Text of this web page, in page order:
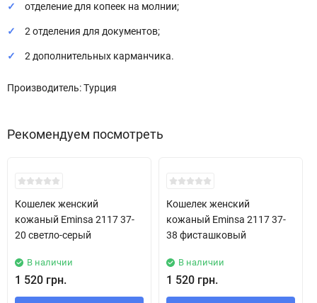
отделение для копеек на молнии;
2 отделения для документов;
2 дополнительных карманчика.
Производитель: Турция
Рекомендуем посмотреть
Хит!
Кошелек женский
кожаный Eminsa 2117 37-
20 светло-серый
В наличии
1 520 грн.
Хит!
Кошелек женский
кожаный Eminsa 2117 37-
38 фисташковый
В наличии
1 520 грн.